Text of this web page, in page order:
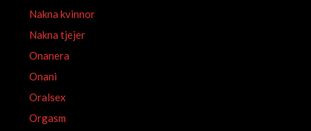
Nakna kvinnor
Nakna tjejer
Onanera
Onani
Oralsex
Orgasm